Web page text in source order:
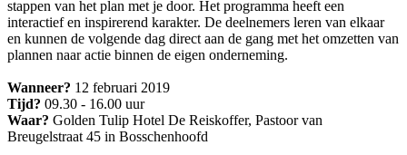
stappen van het plan met je door. Het programma heeft een
interactief en inspirerend karakter. De deelnemers leren van elkaar
en kunnen de volgende dag direct aan de gang met het omzetten van
plannen naar actie binnen de eigen onderneming.
Wanneer? 12 februari 2019
Tijd? 09.30 - 16.00 uur
Waar? Golden Tulip Hotel De Reiskoffer, Pastoor van
Breugelstraat 45 in Bosschenhoofd